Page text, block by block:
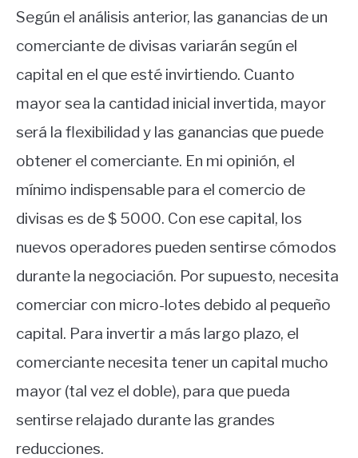
Según el análisis anterior, las ganancias de un
comerciante de divisas variarán según el
capital en el que esté invirtiendo. Cuanto
mayor sea la cantidad inicial invertida, mayor
será la flexibilidad y las ganancias que puede
obtener el comerciante. En mi opinión, el
mínimo indispensable para el comercio de
divisas es de $ 5000. Con ese capital, los
nuevos operadores pueden sentirse cómodos
durante la negociación. Por supuesto, necesita
comerciar con micro-lotes debido al pequeño
capital. Para invertir a más largo plazo, el
comerciante necesita tener un capital mucho
mayor (tal vez el doble), para que pueda
sentirse relajado durante las grandes
reducciones.